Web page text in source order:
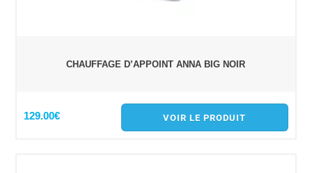
CHAUFFAGE D’APPOINT ANNA BIG NOIR
129.00€ VOIR LE PRODUIT